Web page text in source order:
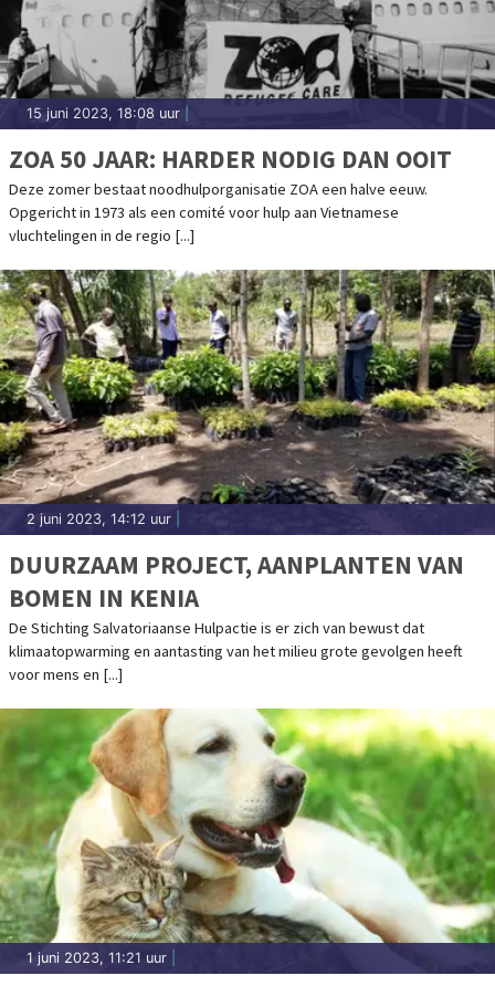
15 juni 2023, 18:08 uur
ZOA 50 JAAR: HARDER NODIG DAN OOIT
Deze zomer bestaat noodhulporganisatie ZOA een halve eeuw.
Opgericht in 1973 als een comité voor hulp aan Vietnamese
vluchtelingen in de regio [...]
2 juni 2023, 14:12 uur
DUURZAAM PROJECT, AANPLANTEN VAN
BOMEN IN KENIA
De Stichting Salvatoriaanse Hulpactie is er zich van bewust dat
klimaatopwarming en aantasting van het milieu grote gevolgen heeft
voor mens en [...]
1 juni 2023, 11:21 uur